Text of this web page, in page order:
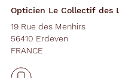
Opticien Le Collectif des
19 Rue des Menhirs
56410 Erdeven
FRANCE